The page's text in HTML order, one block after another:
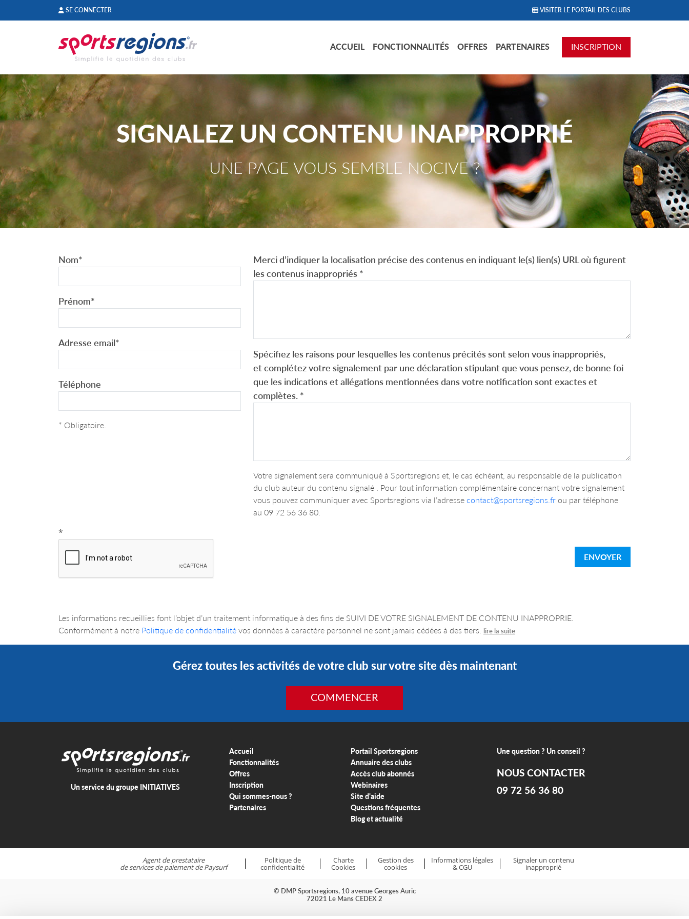
Panneau de gestion des cookies
SE CONNECTER VISITER LE PORTAIL DES CLUBS
ACCUEIL FONCTIONNALITÉS OFFRES PARTENAIRES INSCRIPTION
SIGNALEZ UN CONTENU INAPPROPRIÉ
UNE PAGE VOUS SEMBLE NOCIVE ?
Nom*
Prénom*
Adresse email*
Téléphone
* Obligatoire.
Merci d’indiquer la localisation précise des contenus en indiquant le(s) lien(s) URL où figurent
les contenus inappropriés *
Spécifiez les raisons pour lesquelles les contenus précités sont selon vous inappropriés,
et complétez votre signalement par une déclaration stipulant que vous pensez, de bonne foi
que les indications et allégations mentionnées dans votre notification sont exactes et
complètes. *
Votre signalement sera communiqué à Sportsregions et, le cas échéant, au responsable de la publication
du club auteur du contenu signalé . Pour tout information complémentaire concernant votre signalement
vous pouvez communiquer avec Sportsregions via l’adresse contact@sportsregions.fr ou par téléphone
au 09 72 56 36 80.
*
ENVOYER
Les informations recueillies font l’objet d’un traitement informatique à des fins de SUIVI DE VOTRE SIGNALEMENT DE CONTENU INAPPROPRIE.
Conformément à notre Politique de confidentialité vos données à caractère personnel ne sont jamais cédées à des tiers. lire la suite
Gérez toutes les activités de votre club sur votre site dès maintenant
COMMENCER
Un service du groupe INITIATIVES
Accueil
Fonctionnalités
Offres
Inscription
Qui sommes-nous ?
Partenaires
Portail Sportsregions
Annuaire des clubs
Accès club abonnés
Webinaires
Site d'aide
Questions fréquentes
Blog et actualité
Une question ? Un conseil ?
NOUS CONTACTER
09 72 56 36 80
Agent de prestataire
de services de paiement dePaysurf
Politique de
confidentialité
Charte
Cookies
Gestion des
cookies
Informations légales
& CGU
Signaler un contenu
inapproprié
© DMP Sportsregions, 10 avenue Georges Auric
72021 Le Mans CEDEX 2